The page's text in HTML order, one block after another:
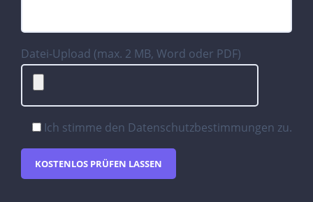
Datei-Upload (max. 2 MB, Word oder PDF)
Ich stimme den Datenschutzbestimmungen zu.